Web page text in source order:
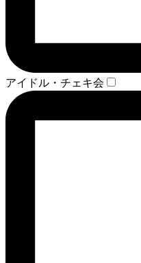
アイドル・チェキ会